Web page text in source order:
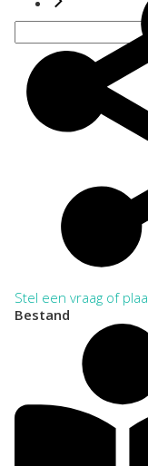
Stel een vraag of
Bestand